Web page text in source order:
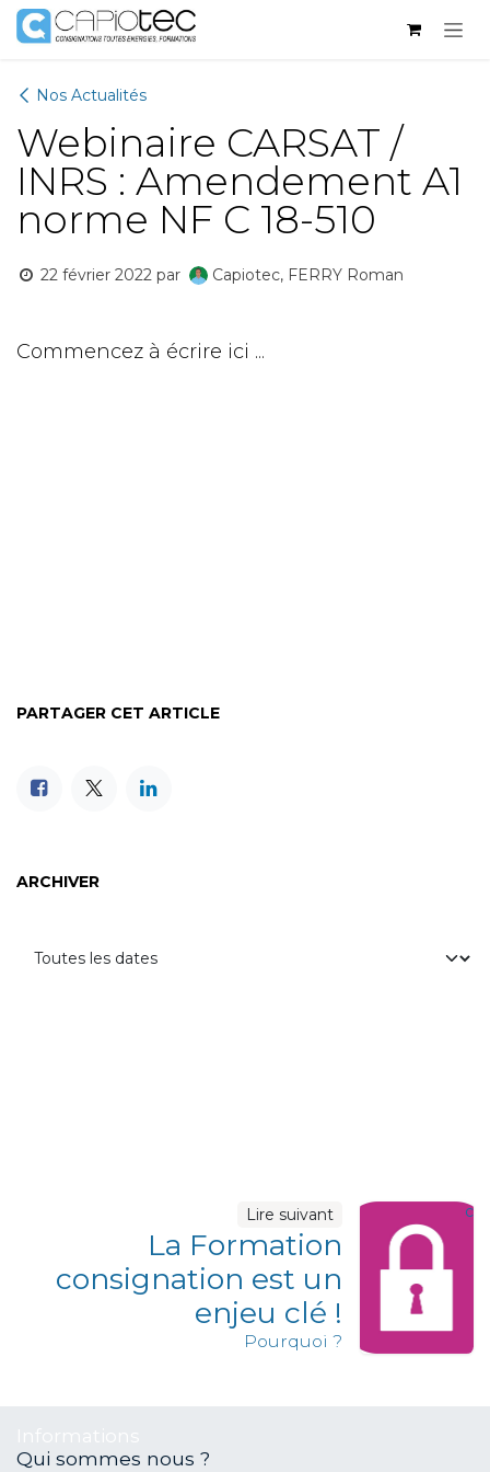
Se rendre au contenu
Nos Actualités
Webinaire CARSAT /
INRS : Amendement A1
norme NF C 18-510
22 février 2022 par
Capiotec, FERRY Roman
Commencez à écrire ici ...
PARTAGER CET ARTICLE
ARCHIVER
Lire suivant
La Formation
consignation est un
enjeu clé !
Pourquoi ?
c
Qui sommes nous ?